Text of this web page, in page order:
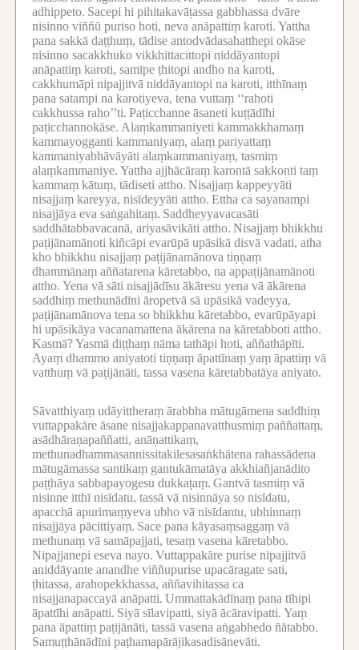
adhippeto. Sacepi hi pihitakavāṭassa gabbhassa dvāre
nisinno viññū puriso hoti, neva anāpattiṃ karoti. Yattha
pana sakkā daṭṭhuṃ, tādise antodvādasahatthepi okāse
nisinno sacakkhuko vikkhittacittopi niddāyantopi
anāpattiṃ karoti, samīpe ṭhitopi andho na karoti,
cakkhumāpi nipajjitvā niddāyantopi na karoti, itthīnaṃ
pana satampi na karotiyeva, tena vuttaṃ ‘‘rahoti
cakkhussa raho’’ti. Paṭicchanne āsaneti kuṭṭādīhi
paṭicchannokāse. Alaṃkammaniyeti kammakkhamaṃ
kammayogganti kammaniyaṃ, alaṃ pariyattaṃ
kammaniyabhāvāyāti alaṃkammaniyaṃ, tasmiṃ
alaṃkammaniye. Yattha ajjhācāraṃ karontā sakkonti taṃ
kammaṃ kātuṃ, tādiseti attho. Nisajjaṃ kappeyyāti
nisajjaṃ kareyya, nisīdeyyāti attho. Ettha ca sayanampi
nisajjāya eva saṅgahitaṃ. Saddheyyavacasāti
saddhātabbavacanā, ariyasāvikāti attho. Nisajjaṃ bhikkhu
paṭijānamānoti kiñcāpi evarūpā upāsikā disvā vadati, atha
kho bhikkhu nisajjaṃ paṭijānamānova tiṇṇaṃ
dhammānaṃ aññatarena kāretabbo, na appaṭijānamānoti
attho. Yena vā sāti nisajjādīsu ākāresu yena vā ākārena
saddhiṃ methunādīni āropetvā sā upāsikā vadeyya,
paṭijānamānova tena so bhikkhu kāretabbo, evarūpāyapi
hi upāsikāya vacanamattena ākārena na kāretabboti attho.
Kasmā?Yasmā diṭṭhaṃ nāma tathāpi hoti, aññathāpīti.
Ayaṃ dhammo aniyatoti tiṇṇaṃ āpattīnaṃ yaṃ āpattiṃ vā
vatthuṃ vā paṭijānāti, tassa vasena kāretabbatāya aniyato.
Sāvatthiyaṃ udāyittheraṃ ārabbha mātugāmena saddhiṃ
vuttappakāre āsane nisajjakappanavatthusmiṃ paññattaṃ,
asādhāraṇapaññatti, anāṇattikaṃ,
methunadhammasannissitakilesasaṅkhātena rahassādena
mātugāmassa santikaṃ gantukāmatāya akkhiañjanādito
paṭṭhāya sabbapayogesu dukkaṭaṃ. Gantvā tasmiṃ vā
nisinne itthī nisīdatu, tassā vā nisinnāya so nisīdatu,
apacchā apurimaṃyeva ubho vā nisīdantu, ubhinnaṃ
nisajjāya pācittiyaṃ. Sace pana kāyasaṃsaggaṃ vā
methunaṃ vā samāpajjati, tesaṃ vasena kāretabbo.
Nipajjanepi eseva nayo. Vuttappakāre purise nipajjitvā
aniddāyante anandhe viññupurise upacāragate sati,
ṭhitassa, arahopekkhassa, aññavihitassa ca
nisajjanapaccayā anāpatti. Ummattakādīnaṃ pana tīhipi
āpattīhi anāpatti. Siyā sīlavipatti, siyā ācāravipatti. Yaṃ
pana āpattiṃ paṭijānāti, tassā vasena aṅgabhedo ñātabbo.
Samuṭṭhānādīni paṭhamapārājikasadisānevāti.